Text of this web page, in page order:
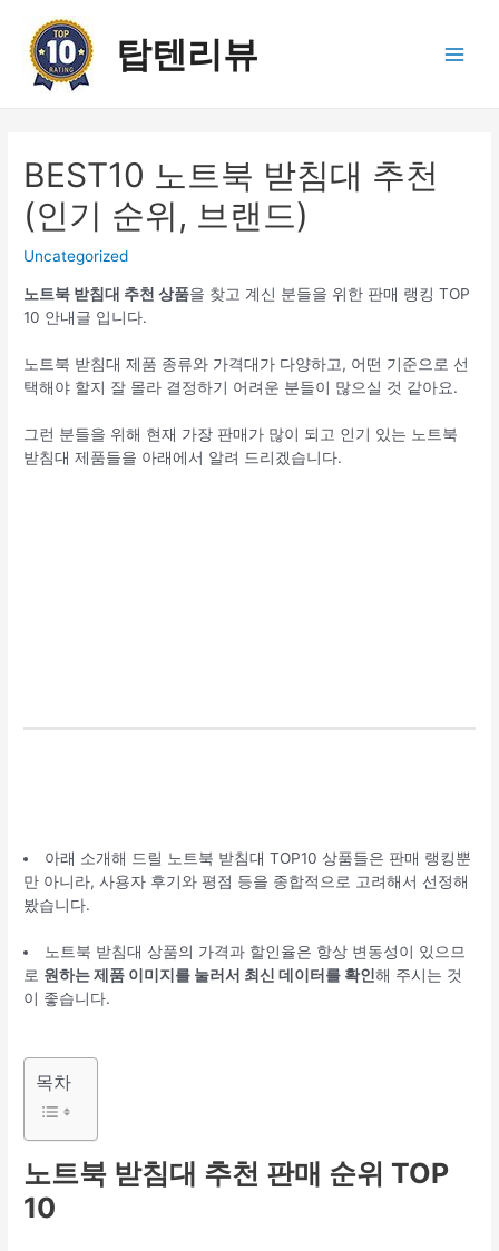
탑텐리뷰
BEST10 노트북 받침대 추천
(인기 순위, 브랜드)
Uncategorized
노트북 받침대 추천 상품을 찾고 계신 분들을 위한 판매 랭킹 TOP
10 안내글 입니다.
노트북 받침대 제품 종류와 가격대가 다양하고, 어떤 기준으로 선
택해야 할지 잘 몰라 결정하기 어려운 분들이 많으실 것 같아요.
그런 분들을 위해 현재 가장 판매가 많이 되고 인기 있는 노트북
받침대 제품들을 아래에서 알려 드리겠습니다.
아래 소개해 드릴 노트북 받침대 TOP10 상품들은 판매 랭킹뿐
만 아니라, 사용자 후기와 평점 등을 종합적으로 고려해서 선정해
봤습니다.
노트북 받침대 상품의 가격과 할인율은 항상 변동성이 있으므
로 원하는 제품 이미지를 눌러서 최신 데이터를 확인해 주시는 것
이 좋습니다.
목차
노트북 받침대 추천 판매 순위 TOP
10